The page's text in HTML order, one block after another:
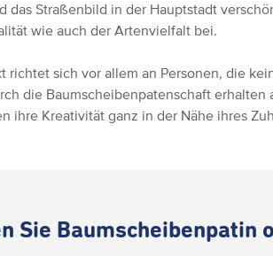
das Straßenbild in der Hauptstadt
wie auch der Artenvielfalt bei.
richtet sich vor allem an Personen, die
die Baumscheibenpatenschaft
ihre Kreativität ganz in der Nähe ihres
Sie Baumscheibenpatin